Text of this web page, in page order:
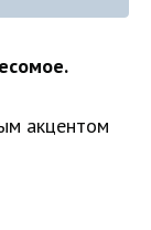
акцентом